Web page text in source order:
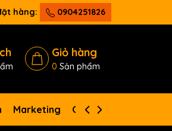
hàng: 0904251826
Giỏ hàng
0 Sản phẩm
Marketing Giới thiệu